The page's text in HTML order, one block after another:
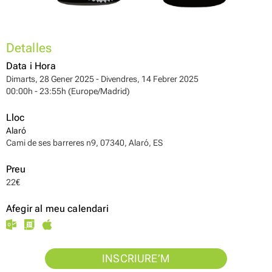
Detalles
Data i Hora
Dimarts, 28 Gener 2025 - Divendres, 14 Febrer 2025
00:00h - 23:55h (Europe/Madrid)
Lloc
Alaró
Cami de ses barreres n9, 07340, Alaró, ES
Preu
22€
Afegir al meu calendari
INSCRIURE’M